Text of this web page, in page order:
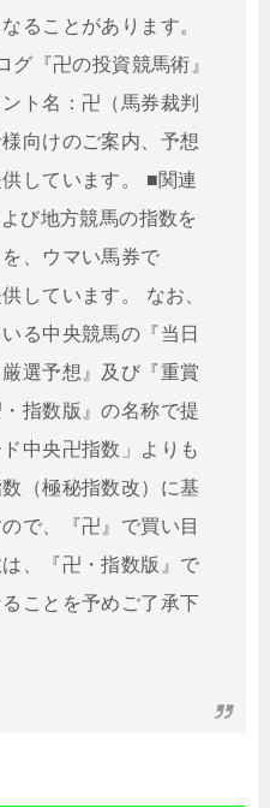
ることがあります。
『卍の投資競馬術』
ト名：卍（馬券裁判
向けのご案内、予想
しています。 ■関連
び地方競馬の指数を
、ウマい馬券で
しています。 なお、
る中央競馬の『当日
選予想』及び『重賞
指数版』の名称で提
中央卍指数」よりも
（極秘指数改）に基
で、『卍』で買い目
、『卍・指数版』で
ことを予めご了承下